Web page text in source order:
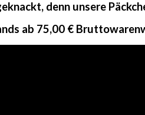
denn unsere
ab 75,00 €